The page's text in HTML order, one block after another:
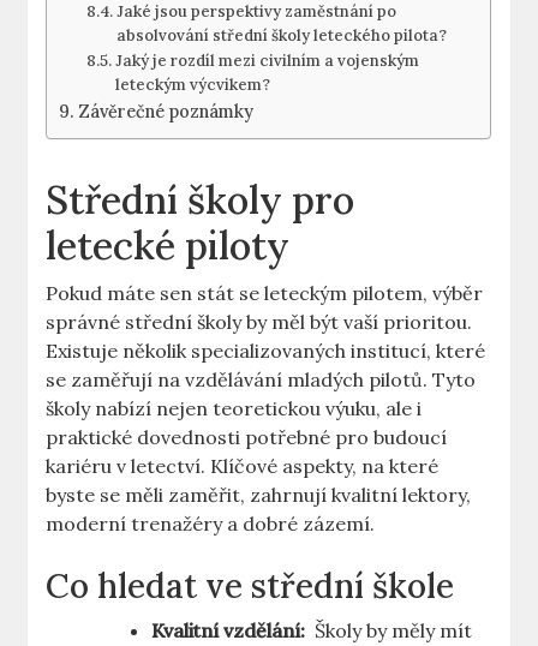
Jaké jsou perspektivy‍ zaměstnání ⁣po
absolvování střední školy leteckého pilota?
Jaký je rozdíl mezi civilním ⁣a vojenským‍
leteckým výcvikem?
Závěrečné⁤ poznámky
Střední školy ⁢pro
letecké piloty
Pokud ‍máte sen stát se leteckým pilotem, výběr
⁢správné střední ‌školy by⁢ měl být vaší prioritou.
‍Existuje několik‍ specializovaných institucí, které
se zaměřují na‌ vzdělávání mladých⁤ pilotů.⁤ Tyto
školy nabízí‌ nejen teoretickou výuku, ale i
praktické dovednosti potřebné pro budoucí
kariéru ⁢v letectví. ⁢Klíčové ​aspekty,‍ na které
byste ‍se ⁢měli zaměřit, zahrnují kvalitní⁣ lektory,
moderní trenažéry a dobré zázemí.
Co hledat ve ⁢střední škole
Kvalitní ⁢vzdělání: ⁣ Školy by měly mít